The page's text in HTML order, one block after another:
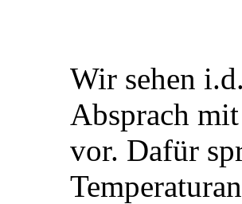
Wir sehen
Absprach
vor. Dafür